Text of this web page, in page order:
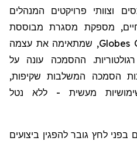
וצוותי פרויקטים המנהלים
מספקת מסגרת מבוססת
Globes
, שמתאימה את עצמה
. ההסמכה עונה על
הסמכה המשלבות שקיפות,
מעשית - ללא נטל
בפני לחץ גובר להפגין ביצועים